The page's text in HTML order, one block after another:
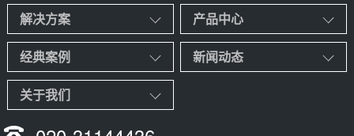
解决方案 产品中心
经典案例 新闻动态
关于我们